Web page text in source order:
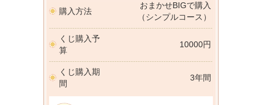
購入方法
おまかせBIGで購入
（シンプルコース）
くじ購入予
算
10000円
くじ購入期
間
3年間